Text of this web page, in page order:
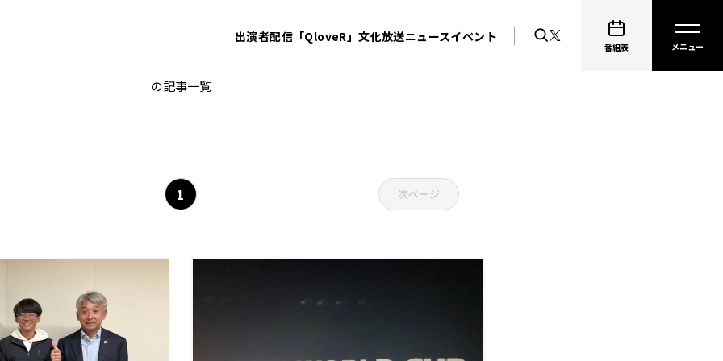
出演者配信「QloveR」文化放送ニュースイベント
番組表
の記事一覧
1 次ページ